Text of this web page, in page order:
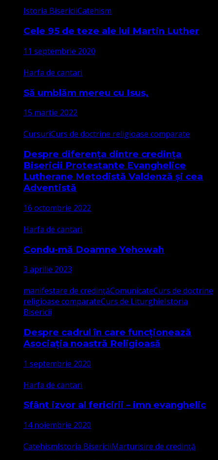
Istoria BisericiiCatehism
Cele 95 de teze ale lui Martin Luther
11 septembrie 2020
Harfa de cantari
Să umblăm mereu cu Isus,
15 martie 2022
CursuriCurs de doctrine religioase comparate
Despre diferența dintre credința
Bisericii Protestante Evanghelice
Lutherane Metodistă Valdenză și cea
Adventistă
16 octombrie 2022
Harfa de cantari
Condu-mă Doamne Yehowah
3 aprilie 2023
manifestare de credințăComunicateCurs de doctrine
religioase comparateCurs de LiturghieIstoria
Bisericii
Despre cadrul în care funcționează
Asociația noastră Religioasă
1 septembrie 2020
Harfa de cantari
Sfânt izvor al fericirii – imn evanghelic
14 noiembrie 2020
CatehismIstoria BisericiiMarturisire de credință